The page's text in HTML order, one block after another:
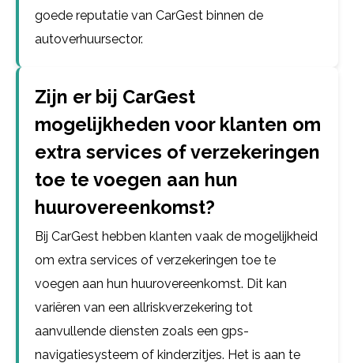
goede reputatie van CarGest binnen de
autoverhuursector.
Zijn er bij CarGest
mogelijkheden voor klanten om
extra services of verzekeringen
toe te voegen aan hun
huurovereenkomst?
Bij CarGest hebben klanten vaak de mogelijkheid
om extra services of verzekeringen toe te
voegen aan hun huurovereenkomst. Dit kan
variëren van een allriskverzekering tot
aanvullende diensten zoals een gps-
navigatiesysteem of kinderzitjes. Het is aan te